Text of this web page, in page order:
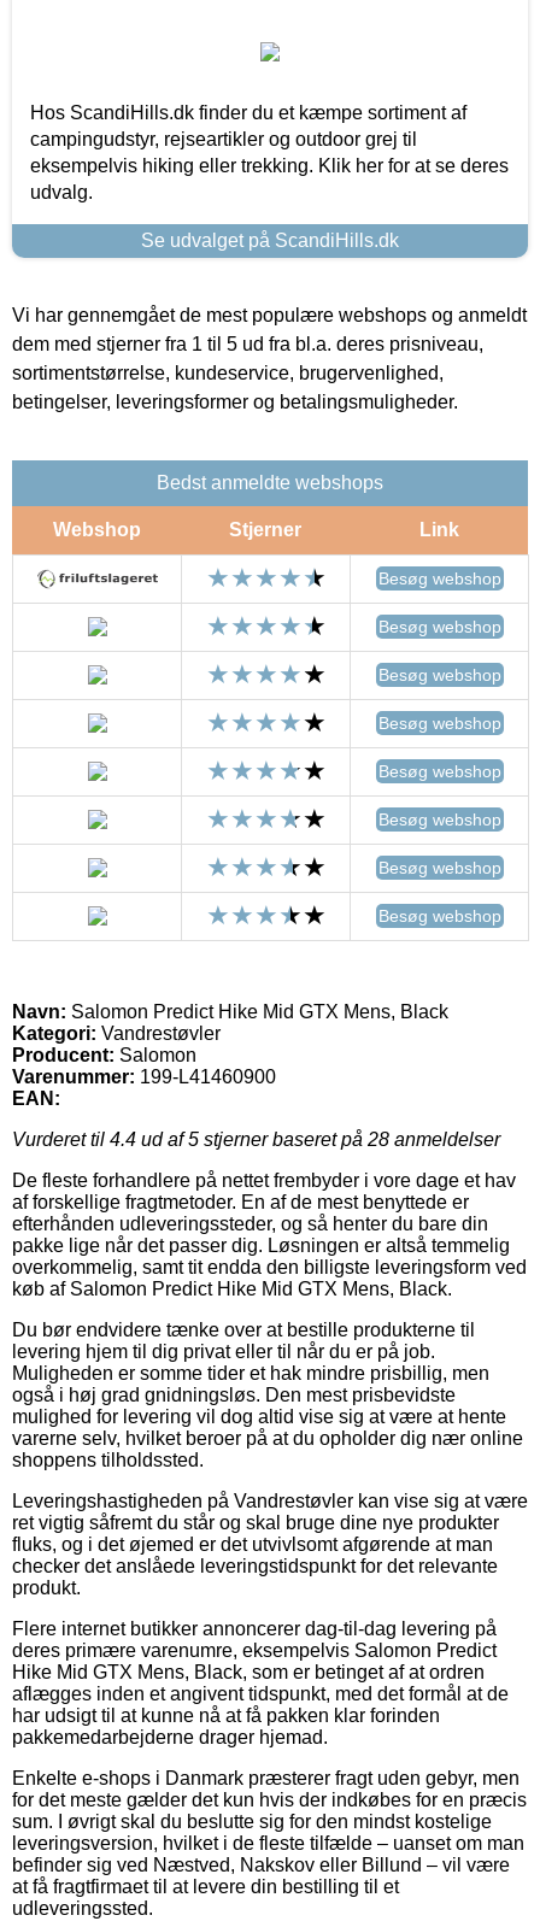
Hos ScandiHills.dk finder du et kæmpe sortiment af
campingudstyr, rejseartikler og outdoor grej til
eksempelvis hiking eller trekking. Klik her for at se deres
udvalg.
Se udvalget på ScandiHills.dk
Vi har gennemgået de mest populære webshops og anmeldt
dem med stjerner fra 1 til 5 ud fra bl.a. deres prisniveau,
sortimentstørrelse, kundeservice, brugervenlighed,
betingelser, leveringsformer og betalingsmuligheder.
Bedst anmeldte webshops
Webshop Stjerner Link
Besøg webshop
Besøg webshop
Besøg webshop
Besøg webshop
Besøg webshop
Besøg webshop
Besøg webshop
Besøg webshop
Navn: Salomon Predict Hike Mid GTX Mens, Black
Kategori: Vandrestøvler
Producent: Salomon
Varenummer: 199-L41460900
EAN:
Vurderet til 4.4 ud af 5 stjerner baseret på 28 anmeldelser
De fleste forhandlere på nettet frembyder i vore dage et hav
af forskellige fragtmetoder. En af de mest benyttede er
efterhånden udleveringssteder, og så henter du bare din
pakke lige når det passer dig. Løsningen er altså temmelig
overkommelig, samt tit endda den billigste leveringsform ved
køb af Salomon Predict Hike Mid GTX Mens, Black.
Du bør endvidere tænke over at bestille produkterne til
levering hjem til dig privat eller til når du er på job.
Muligheden er somme tider et hak mindre prisbillig, men
også i høj grad gnidningsløs. Den mest prisbevidste
mulighed for levering vil dog altid vise sig at være at hente
varerne selv, hvilket beroer på at du opholder dig nær online
shoppens tilholdssted.
Leveringshastigheden på Vandrestøvler kan vise sig at være
ret vigtig såfremt du står og skal bruge dine nye produkter
fluks, og i det øjemed er det utvivlsomt afgørende at man
checker det anslåede leveringstidspunkt for det relevante
produkt.
Flere internet butikker annoncerer dag-til-dag levering på
deres primære varenumre, eksempelvis Salomon Predict
Hike Mid GTX Mens, Black, som er betinget af at ordren
aflægges inden et angivent tidspunkt, med det formål at de
har udsigt til at kunne nå at få pakken klar forinden
pakkemedarbejderne drager hjemad.
Enkelte e-shops i Danmark præsterer fragt uden gebyr, men
for det meste gælder det kun hvis der indkøbes for en præcis
sum. I øvrigt skal du beslutte sig for den mindst kostelige
leveringsversion, hvilket i de fleste tilfælde – uanset om man
befinder sig ved Næstved, Nakskov eller Billund – vil være
at få fragtfirmaet til at levere din bestilling til et
udleveringssted.